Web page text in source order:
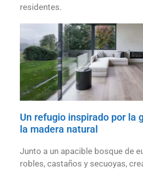
residentes.
Un refugio inspirado por la
la madera natural
Junto a un apacible bosque de
robles, castaños y secuoyas,